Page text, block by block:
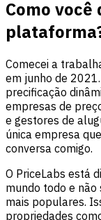
Como você
Comecei a
em junho de
precificação
empresas de
e gestores de
única empresa
conversa comigo.
O PriceLabs está
mundo todo e
mais populares.
propriedades